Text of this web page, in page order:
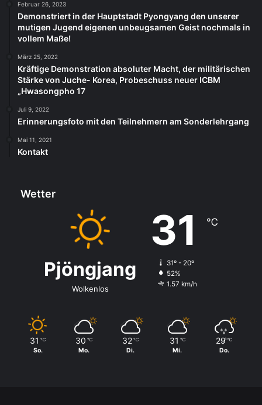
Februar 26, 2023
Demonstriert in der Hauptstadt Pyongyang den unserer
mutigen Jugend eigenen unbeugsamen Geist nochmals in
vollem Maße!
März 25, 2022
Kräftige Demonstration absoluter Macht, der militärischen
Stärke von Juche- Korea, Probeschuss neuer ICBM
„Hwasongpho 17
Juli 9, 2022
Erinnerungsfoto mit den Teilnehmern am Sonderlehrgang
Mai 11, 2021
Kontakt
Wetter
Pjöngjang
Wolkenlos
31 ℃
31º - 20º
52%
1.57 km/h
31 ℃
So.
30 ℃
Mo.
32 ℃
Di.
31 ℃
Mi.
29 ℃
Do.